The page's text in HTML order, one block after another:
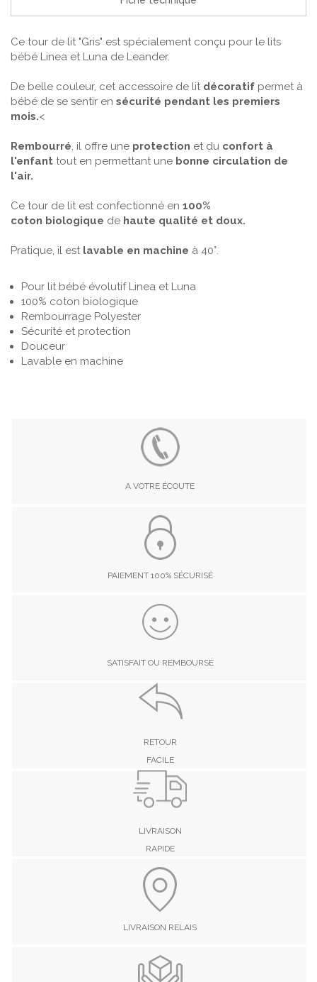
Ce tour de lit "Gris" est spécialement conçu pour le lits
bébé Linea et Luna de Leander.
De belle couleur, cet accessoire de lit décoratif permet à
bébé de se sentir en sécurité pendant les premiers
mois.<
Rembourré, il offre une protection et du confort à
l'enfant tout en permettant une bonne circulation de
l'air.
Ce tour de lit est confectionné en 100%
coton biologique de haute qualité et doux.
Pratique, il estlavable en machine à 40°.
Pour lit bébé évolutif Linea et Luna
100% coton biologique
Rembourrage Polyester
Sécurité et protection
Douceur
Lavable en machine
A VOTRE ÉCOUTE
PAIEMENT 100% SÉCURISÉ
SATISFAIT OU REMBOURSÉ
RETOUR
FACILE
LIVRAISON
RAPIDE
LIVRAISON RELAIS